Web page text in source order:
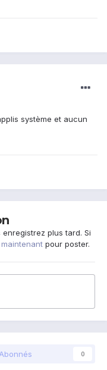
système et aucun
plus tard. Si
pour poster.
0